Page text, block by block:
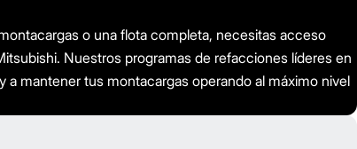
o una flota completa, necesitas acceso
Nuestros programas de refacciones líderes en
a mantener tus montacargas operando al máximo nivel